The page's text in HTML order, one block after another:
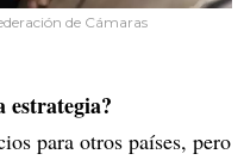
de Cámaras
estrategia?
para otros países, pero